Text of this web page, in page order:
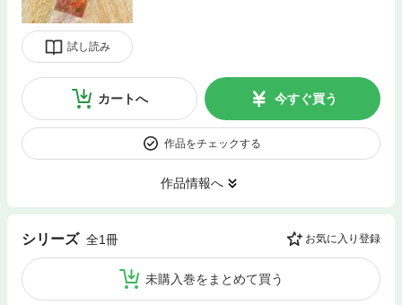
試し読み
カートへ 今すぐ買う
作品をチェックする
作品情報へ
シリーズ 全1冊 お気に入り登録
未購入巻をまとめて買う